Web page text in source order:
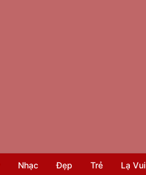
Nhạc Đẹp Trẻ Lạ Vui